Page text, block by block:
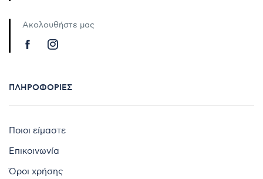
Ακολουθήστε μας
ΠΛΗΡΟΦΟΡΊΕΣ
Ποιοι είμαστε
Επικοινωνία
Όροι χρήσης